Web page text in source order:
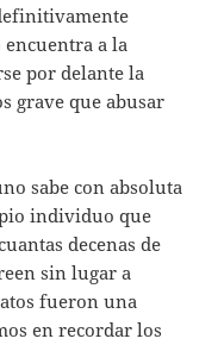
encuentra a la
por delante la
grave que abusar
sabe con absoluta
individuo que
decenas de
sin lugar a
fueron una
en recordar los